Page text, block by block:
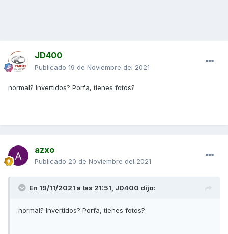
JD400
Publicado 19 de Noviembre del 2021
normal? Invertidos? Porfa, tienes fotos?
azxo
Publicado 20 de Noviembre del 2021
En 19/11/2021 a las 21:51, JD400 dijo:
normal? Invertidos? Porfa, tienes fotos?